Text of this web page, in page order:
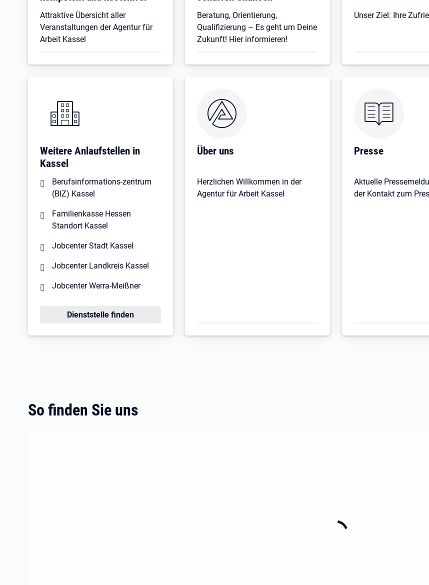
Attraktive Übersicht aller
Veranstaltungen der Agentur für
Arbeit Kassel
Beratung, Orientierung,
Qualifizierung – Es geht um Deine
Zukunft! Hier informieren!
Unser Ziel: Ihre
Weitere Anlaufstellen in
Kassel
Berufsinformations-zentrum
(BIZ) Kassel
Familienkasse Hessen
Standort Kassel
Jobcenter Stadt Kassel
Jobcenter Landkreis Kassel
Jobcenter Werra-Meißner
Öffnet in neuem Tab
Dienststelle finden
Öffnet in neuem Tab
Über uns
Herzlichen Willkommen in der
Agentur für Arbeit Kassel
Öffnet in neuem
Presse
Aktuelle
der Kontakt zum
So finden Sie uns